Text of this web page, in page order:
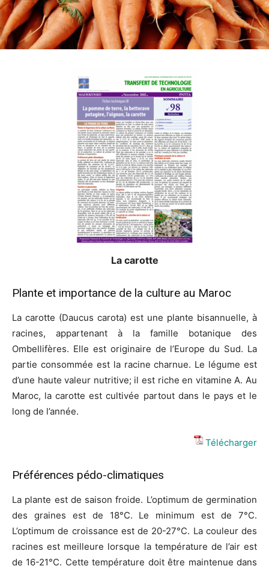
La carotte
Plante et importance de la culture au Maroc
La carotte (Daucus carota) est une plante bisannuelle, à
racines, appartenant à la famille botanique des
Ombellifères. Elle est originaire de l’Europe du Sud. La
partie consommée est la racine charnue. Le légume est
d’une haute valeur nutritive; il est riche en vitamine A. Au
Maroc, la carotte est cultivée partout dans le pays et le
long de l’année.
Télécharger
Préférences pédo-climatiques
La plante est de saison froide. L’optimum de germination
des graines est de 18°C. Le minimum est de 7°C.
L’optimum de croissance est de 20-27°C. La couleur des
racines est meilleure lorsque la température de l’air est
de 16-21°C. Cette température doit être maintenue dans